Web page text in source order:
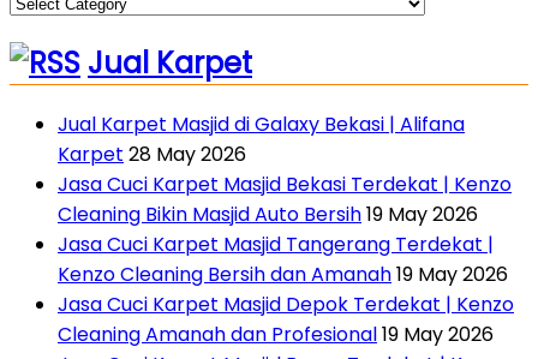
Jual Karpet
Jual Karpet Masjid di Galaxy Bekasi | Alifana
Karpet 28 May 2026
Jasa Cuci Karpet Masjid Bekasi Terdekat | Kenzo
Cleaning Bikin Masjid Auto Bersih19 May 2026
Jasa Cuci Karpet Masjid Tangerang Terdekat |
Kenzo Cleaning Bersih dan Amanah19 May 2026
Jasa Cuci Karpet Masjid Depok Terdekat | Kenzo
Cleaning Amanah dan Profesional19 May 2026